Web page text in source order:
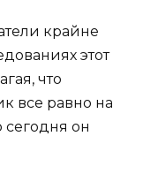
крайне
этот
что
все равно на
сегодня он